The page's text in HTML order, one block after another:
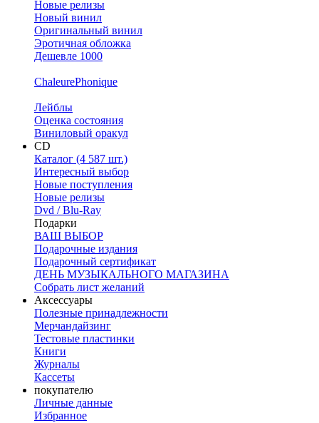
Новые релизы
Новый винил
Оригинальный винил
Эротичная обложка
Дешевле 1000
ChaleurePhonique
Лейблы
Оценка состояния
Виниловый оракул
CD
Каталог (4 587 шт.)
Интересный выбор
Новые поступления
Новые релизы
Dvd / Blu-Ray
Подарки
ВАШ ВЫБОР
Подарочные издания
Подарочный сертификат
ДЕНЬ МУЗЫКАЛЬНОГО МАГАЗИНА
Собрать лист желаний
Аксессуары
Полезные принадлежности
Мерчандайзинг
Тестовые пластинки
Книги
Журналы
Кассеты
покупателю
Личные данные
Избранное